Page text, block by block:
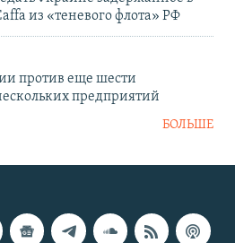
из «теневого флота» РФ
против еще шести
предприятий
БОЛЬШЕ